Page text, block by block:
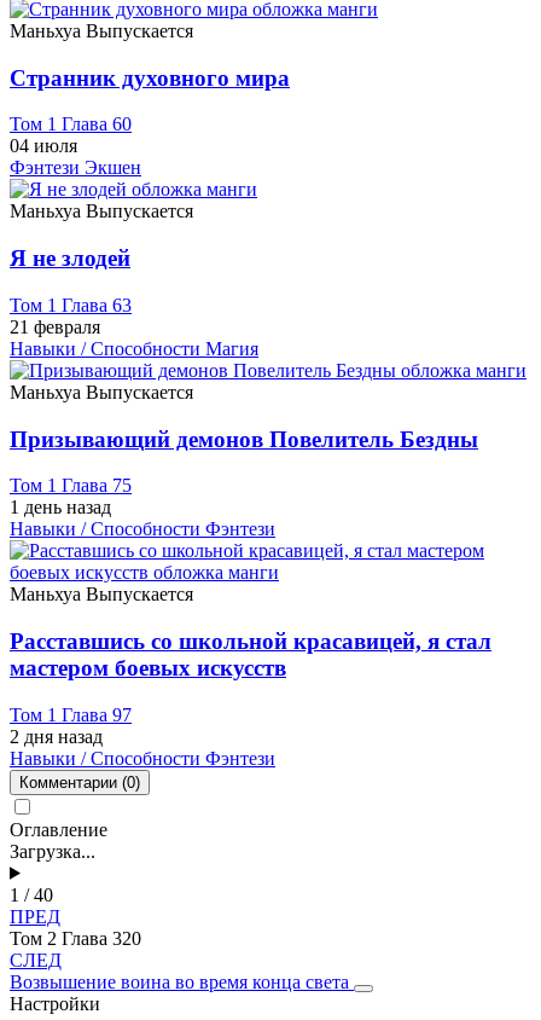
Маньхуа Выпускается
Странник духовного мира
Том 1 Глава 60
04 июля
Фэнтези Экшен
Маньхуа Выпускается
Я не злодей
Том 1 Глава 63
21 февраля
Навыки / Способности Магия
Маньхуа Выпускается
Призывающий демонов Повелитель Бездны
Том 1 Глава 75
1 день назад
Навыки / Способности Фэнтези
Маньхуа Выпускается
Расставшись со школьной красавицей, я стал
мастером боевых искусств
Том 1 Глава 97
2 дня назад
Навыки / Способности Фэнтези
Комментарии (0)
Оглавление
Загрузка...
1 / 40
ПРЕД
Том 2 Глава 320
СЛЕД
Возвышение воина во время конца света
Настройки